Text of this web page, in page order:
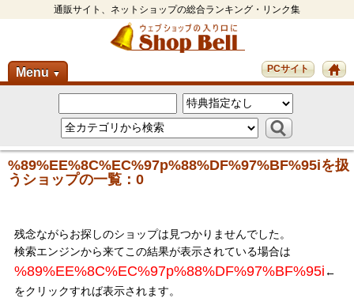
通販サイト、ネットショップの総合ランキング・リンク集
Menu ▼ PCサイト
%89%EE%8C%EC%97p%88%DF%97%BF%95iを扱
うショップの一覧：0
残念ながらお探しのショップは見つかりませんでした。
検索エンジンから来てこの結果が表示されている場合は
%89%EE%8C%EC%97p%88%DF%97%BF%95i ←
をクリックすれば表示されます。